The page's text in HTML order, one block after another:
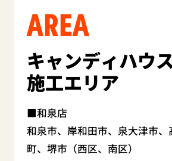
AREA
キャンディハウ
施工エリア
和泉店
和泉市、岸和田市、泉大津市、
町、堺市（西区、南区）